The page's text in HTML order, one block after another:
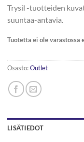
Trysil -tuotteiden
suuntaa-antavia.
Tuotetta ei ole varastossa
Osasto:Outlet
LISÄTIEDOT